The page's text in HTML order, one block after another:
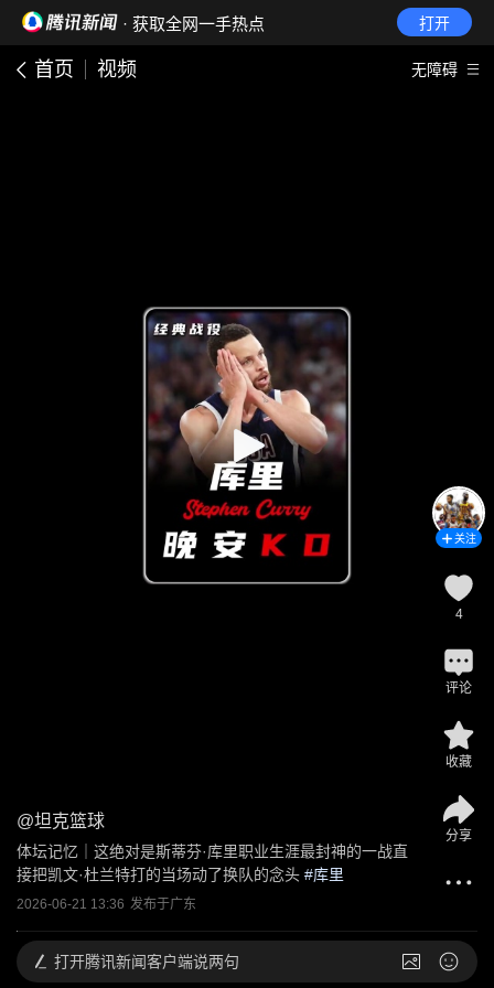
· 获取全网一手热点 打开
首页 视频 无障碍
@坦克篮球
体坛记忆｜这绝对是斯蒂芬·库里职业生涯最封神的一战直
接把凯文·杜兰特打的当场动了换队的念头 #库里
2026-06-21 13:36 发布于广东
关注
4
评论
收藏
分享
打开腾讯新闻客户端说两句